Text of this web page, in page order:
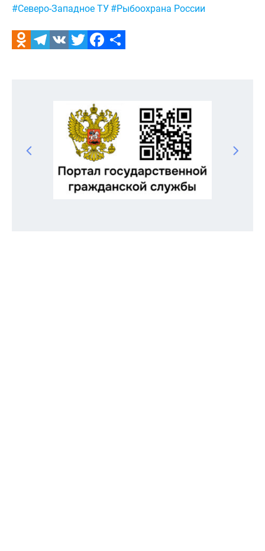
#Северо-Западное ТУ #Рыбоохрана России